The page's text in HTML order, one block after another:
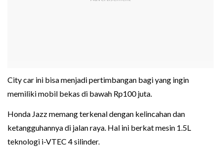
City car ini bisa menjadi pertimbangan bagi yang ingin
memiliki mobil bekas di bawah Rp100 juta.
Honda Jazz memang terkenal dengan kelincahan dan
ketangguhannya di jalan raya. Hal ini berkat mesin 1.5L
teknologi i-VTEC 4 silinder.